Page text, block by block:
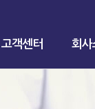
고객센터 회사